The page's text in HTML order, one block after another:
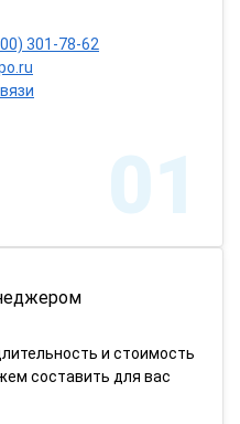
301-78-62
01
и стоимость
составить для вас